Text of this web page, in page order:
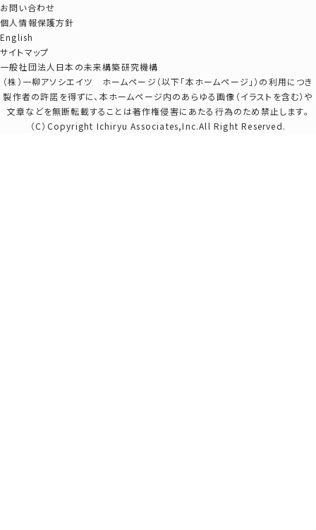
お問い合わせ
個人情報保護方針
English
サイトマップ
一般社団法人日本の未来構築研究機構
（株）一柳アソシエイツ ホームページ（以下「本ホームページ」）の利用につき
製作者の許諾を得ずに、本ホームページ内のあらゆる画像（イラストを含む）や
文章などを無断転載することは著作権侵害にあたる行為のため禁止します。
（C）Copyright Ichiryu Associates,Inc.All Right Reserved.